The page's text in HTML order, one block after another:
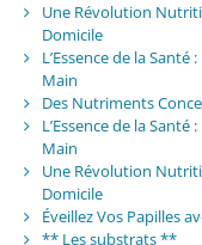
Une Révolution
Domicile
L’Essence de la
Main
Des Nutriments
L’Essence de la
Main
Une Révolution
Domicile
Éveillez Vos Papilles
** Les substrats **